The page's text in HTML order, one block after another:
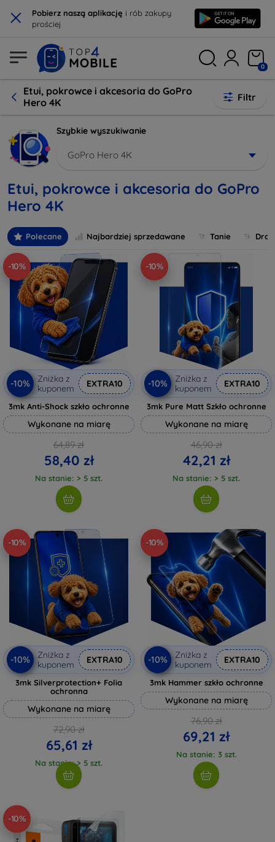
× Pobierz naszą aplikację i rób zakupy
prościej
0
Etui, pokrowce i akcesoria do GoPro
Hero 4K
Filtr
Szybkie wyszukiwanie
GoPro Hero 4K
Etui, pokrowce i akcesoria do GoPro
Hero 4K
Polecane Najbardziej sprzedawane Tanie
-10%
-10%
Zniżka z
kuponem
EXTRA10
3mk Anti-Shock szkło ochronne
Wykonane na miarę
64,89 zł
58,40 zł
Na stanie: > 5 szt.
-10%
-10%
Zniżka z
kuponem
EXTRA10
3mk Pure Matt Szkło ochronne
Wykonane na miarę
46,90 zł
42,21 zł
Na stanie: > 5 szt.
-10%
-10%
Zniżka z
kuponem
EXTRA10
3mk Silverprotection+ Folia
ochronna
Wykonane na miarę
72,90 zł
65,61 zł
Na stanie: > 5 szt.
-10%
-10%
Zniżka z
kuponem
EXTRA10
3mk Hammer szkło ochronne
Wykonane na miarę
76,90 zł
69,21 zł
Na stanie: 3 szt.
-10%